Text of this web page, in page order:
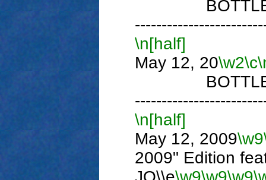
BOTTLE
\n[half]
May 12, 20\w2\c
BOTTLE
\n[half]
May 12, 2009\w9
2009" Edition